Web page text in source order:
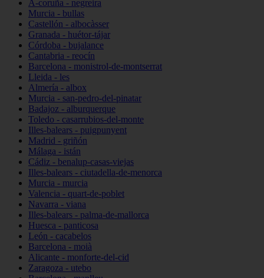
A-coruña - negreira
Murcia - bullas
Castellón - albocàsser
Granada - huétor-tájar
Córdoba - bujalance
Cantabria - reocín
Barcelona - monistrol-de-montserrat
Lleida - les
Almería - albox
Murcia - san-pedro-del-pinatar
Badajoz - alburquerque
Toledo - casarrubios-del-monte
Illes-balears - puigpunyent
Madrid - griñón
Málaga - istán
Cádiz - benalup-casas-viejas
Illes-balears - ciutadella-de-menorca
Murcia - murcia
Valencia - quart-de-poblet
Navarra - viana
Illes-balears - palma-de-mallorca
Huesca - panticosa
León - cacabelos
Barcelona - moià
Alicante - monforte-del-cid
Zaragoza - utebo